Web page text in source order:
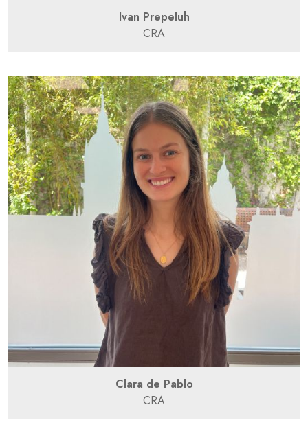
Ivan Prepeluh
CRA
Clara de Pablo
CRA